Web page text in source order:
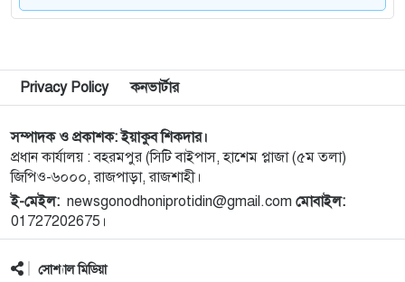
রাসিক প্রশাসক
সমাপনী অনুষ্ঠিত
৯
নিয়ামতপুরে বাড়ির বাইরে পড়েছিল যুবকের মরদেহ, গলায়
আঘাতের চিহ্ন
১০
ব্যালিস্টিক ক্ষেপণাস্ত্রের পরীক্ষা চালিয়েছে উত্তর কোরিয়া
১১
পাকিস্তানে পুলিশ স্টেশনে ধর্ষণ, ৭৮ কর্মকর্তা-সদস্যের
Privacy Policy কনভার্টার
সম্পাদক ও প্রকাশক: ইয়াকুব শিকদার।
প্রধান কার্যালয় : বহরমপুর (সিটি বাইপাস, হাশেম প্লাজা (৫ম তলা)
জিপিও-৬০০০, রাজপাড়া, রাজশাহী।
ই-মেইল: newsgonodhoniprotidin@gmail.com মোবাইল:
01727202675।
সোশ্যাল মিডিয়া